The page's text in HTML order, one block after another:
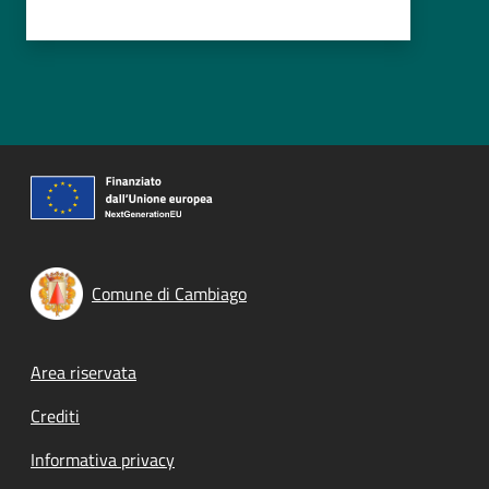
Comune di Cambiago
Footer menu
Area riservata
Crediti
Informativa privacy